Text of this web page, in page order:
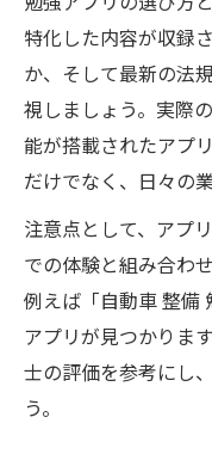
特化した内容が収録
か、そして最新の法
視しましょう。実際
能が搭載されたアプ
だけでなく、日々の
注意点として、アプ
での体験と組み合わ
例えば「自動車 整備
アプリが見つかりま
士の評価を参考にし
う。